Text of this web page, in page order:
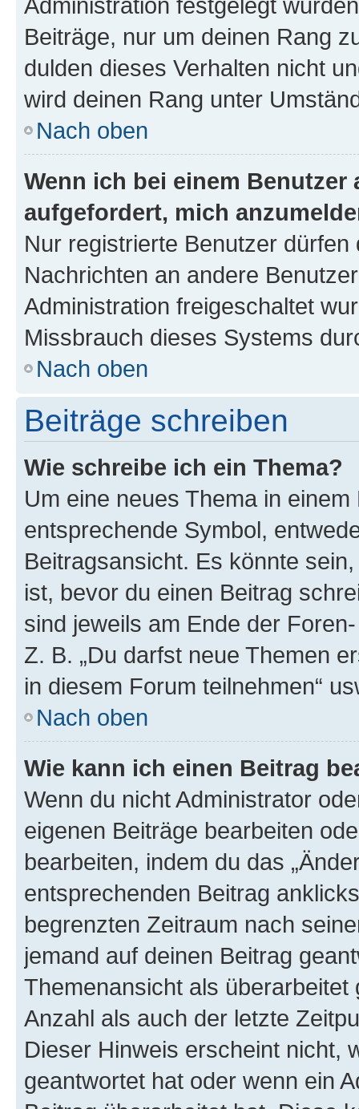
Beiträge, nur um deinen Rang
dulden dieses Verhalten nicht
wird deinen Rang unter
Nach oben
Wenn ich bei einem
aufgefordert, mich
Nur registrierte Benutzer
Nachrichten an andere
Administration freigeschaltet
Missbrauch dieses Systems
Nach oben
Beiträge schreiben
Wie schreibe ich ein Thema?
Um eine neues Thema in
entsprechende Symbol,
Beitragsansicht. Es könnte
ist, bevor du einen Beitrag
sind jeweils am Ende der
Z. B. „Du darfst neue Themen
in diesem Forum teilnehmen“
Nach oben
Wie kann ich einen Beitrag
Wenn du nicht Administrator
eigenen Beiträge bearbeiten
bearbeiten, indem du das
entsprechenden Beitrag
begrenzten Zeitraum nach
jemand auf deinen Beitrag
Themenansicht als
Anzahl als auch der letzte
Dieser Hinweis erscheint nicht,
geantwortet hat oder wenn ein